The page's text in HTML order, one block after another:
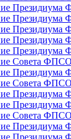
Президиума
Президиума
Президиума
Президиума
Совета
Президиума
Совета
Президиума
Президиума
Совета
Президиума
Президиума